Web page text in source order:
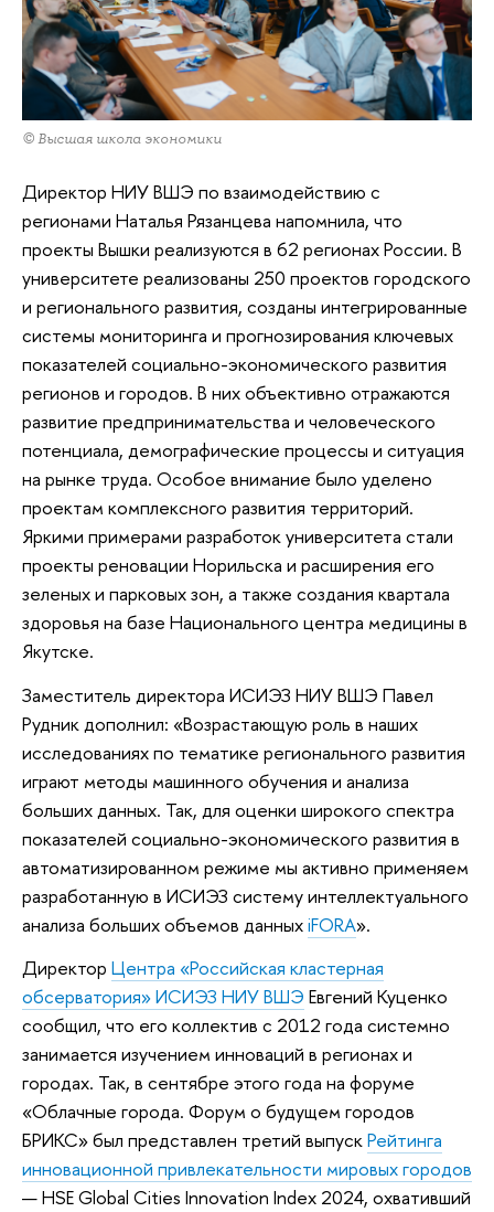
© Высшая школа экономики
Директор НИУ ВШЭ по взаимодействию с
регионами Наталья Рязанцева напомнила, что
проекты Вышки реализуются в 62 регионах России. В
университете реализованы 250 проектов городского
и регионального развития, созданы интегрированные
системы мониторинга и прогнозирования ключевых
показателей социально-экономического развития
регионов и городов. В них объективно отражаются
развитие предпринимательства и человеческого
потенциала, демографические процессы и ситуация
на рынке труда. Особое внимание было уделено
проектам комплексного развития территорий.
Яркими примерами разработок университета стали
проекты реновации Норильска и расширения его
зеленых и парковых зон, а также создания квартала
здоровья на базе Национального центра медицины в
Якутске.
Заместитель директора ИСИЭЗ НИУ ВШЭ Павел
Рудник дополнил: «Возрастающую роль в наших
исследованиях по тематике регионального развития
играют методы машинного обучения и анализа
больших данных. Так, для оценки широкого спектра
показателей социально-экономического развития в
автоматизированном режиме мы активно применяем
разработанную в ИСИЭЗ систему интеллектуального
анализа больших объемов данныхiFORA».
Директор Центра «Российская кластерная
обсерватория» ИСИЭЗ НИУ ВШЭ Евгений Куценко
сообщил, что его коллектив с 2012 года системно
занимается изучением инноваций в регионах и
городах. Так, в сентябре этого года на форуме
«Облачные города. Форум о будущем городов
БРИКС» был представлен третий выпускРейтинга
инновационной привлекательности мировых городов
— HSE Global Cities Innovation Index 2024, охвативший